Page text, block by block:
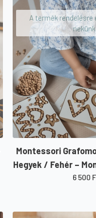
A termék rendelésre
Montessori
Hegyek / Fehér –
6 500